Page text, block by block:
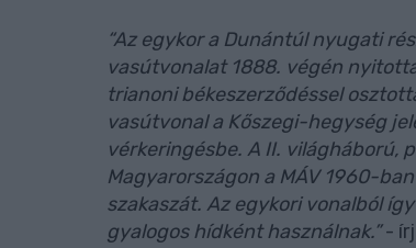
“Az egykor a Dunántúl nyugati
vasútvonalat 1888. végén
trianoni békeszerződéssel
vasútvonal a Kőszegi-hegység
vérkeringésbe. A II. világháború,
Magyarországon a MÁV 1960-
szakaszát. Az egykori vonalból
gyalogos hídként használnak.”-